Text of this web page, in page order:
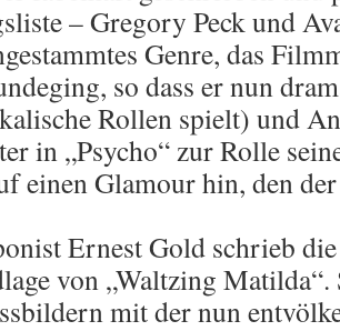
– Gregory Peck und
Genre, das
so dass er nun
Rollen spielt) und
in „Psycho“ zur Rolle
einen Glamour hin, den
Ernest Gold schrieb
von „Waltzing Matilda“.
mit der nun